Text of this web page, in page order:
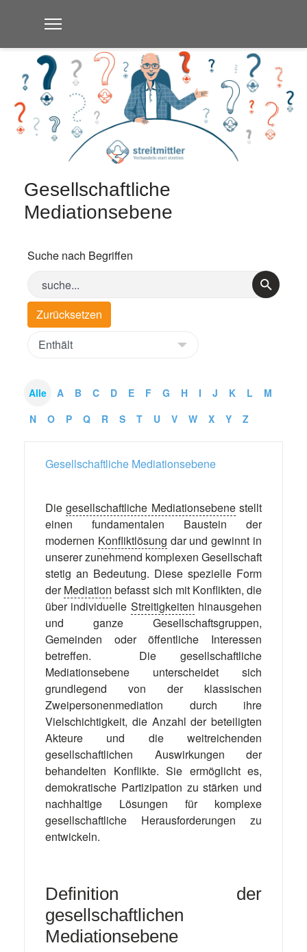
Gesellschaftliche
Mediationsebene
Suche nach Begriffen
Alle A B C D E F G H I J K L
M
N
O P Q R S T U V W X Y Z
Gesellschaftliche Mediationsebene
Diegesellschaftliche Mediationsebenestellt
einen fundamentalen Baustein der
modernen Konfliktlösung dar und gewinnt in
unserer zunehmend komplexen Gesellschaft
stetig an Bedeutung. Diese spezielle Form
derMediation befasst sich mit Konflikten, die
über individuelle Streitigkeiten hinausgehen
und ganze Gesellschaftsgruppen,
Gemeinden oder öffentliche Interessen
betreffen. Die gesellschaftliche
Mediationsebene unterscheidet sich
grundlegend von der klassischen
Zweipersonenmediation durch ihre
Vielschichtigkeit, die Anzahl der beteiligten
Akteure und die weitreichenden
gesellschaftlichen Auswirkungen der
behandelten Konflikte. Sie ermöglicht es,
demokratische Partizipation zu stärken und
nachhaltige Lösungen für komplexe
gesellschaftliche Herausforderungen zu
entwickeln.
Definition der
gesellschaftlichen
Mediationsebene